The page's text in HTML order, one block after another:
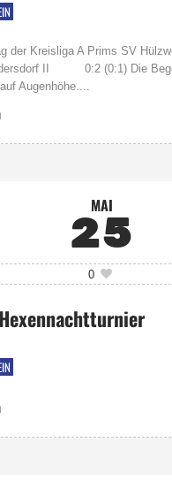
der Kreisliga A Prims SV
II 0:2 (0:1) Die
Augenhöhe....
MAI
25
0